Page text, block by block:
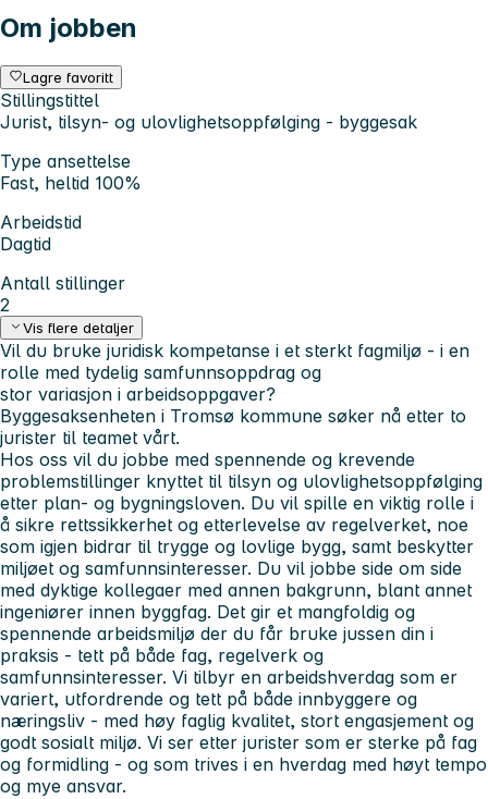
Om jobben
Lagre favoritt
Stillingstittel
Jurist, tilsyn- og ulovlighetsoppfølging - byggesak
Type ansettelse
Fast, heltid 100%
Arbeidstid
Dagtid
Antall stillinger
2
Vis flere detaljer
Vil du bruke juridisk kompetanse i et sterkt fagmiljø - i en
rolle med tydelig samfunnsoppdrag og
stor variasjon i arbeidsoppgaver?
Byggesaksenheten i Tromsø kommune søker nå etter to
jurister til teamet vårt.
Hos oss vil du jobbe med spennende og krevende
problemstillinger knyttet til tilsyn og ulovlighetsoppfølging
etter plan- og bygningsloven. Du vil spille en viktig rolle i
å sikre rettssikkerhet og etterlevelse av regelverket, noe
som igjen bidrar til trygge og lovlige bygg, samt beskytter
miljøet og samfunnsinteresser. Du vil jobbe side om side
med dyktige kollegaer med annen bakgrunn, blant annet
ingeniører innen byggfag. Det gir et mangfoldig og
spennende arbeidsmiljø der du får bruke jussen din i
praksis - tett på både fag, regelverk og
samfunnsinteresser. Vi tilbyr en arbeidshverdag som er
variert, utfordrende og tett på både innbyggere og
næringsliv - med høy faglig kvalitet, stort engasjement og
godt sosialt miljø. Vi ser etter jurister som er sterke på fag
og formidling - og som trives i en hverdag med høyt tempo
og mye ansvar.